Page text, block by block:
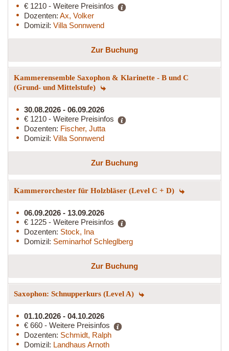
€ 1210 - Weitere Preisinfos
Dozenten: Ax, Volker
Domizil: Villa Sonnwend
Zur Buchung
Kammerensemble Saxophon & Klarinette - B und C
(Grund- und Mittelstufe)
30.08.2026 - 06.09.2026
€ 1210 - Weitere Preisinfos
Dozenten: Fischer, Jutta
Domizil: Villa Sonnwend
Zur Buchung
Kammerorchester für Holzbläser (Level C + D)
06.09.2026 - 13.09.2026
€ 1225 - Weitere Preisinfos
Dozenten: Stock, Ina
Domizil: Seminarhof Schleglberg
Zur Buchung
Saxophon: Schnupperkurs (Level A)
01.10.2026 - 04.10.2026
€ 660 - Weitere Preisinfos
Dozenten: Schmidt, Ralph
Domizil: Landhaus Arnoth